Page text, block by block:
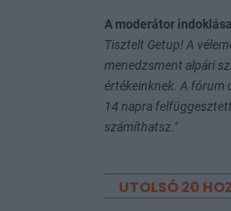
A moderátor
Tisztelt Getup! A
menedzsment alpári
értékeinknek. A fórum
14 napra
számíthatsz."
UTOLSÓ 20